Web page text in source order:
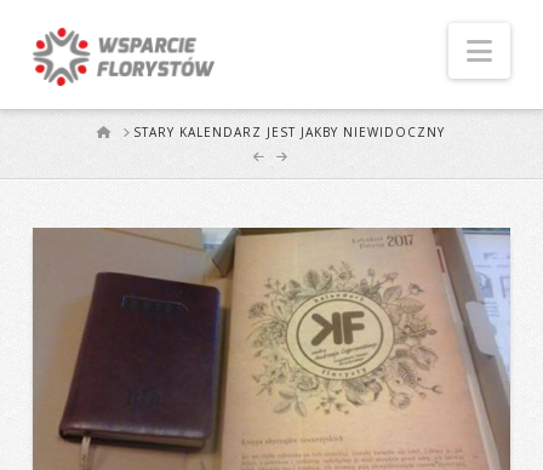
STARTSTARY KALENDARZ JEST JAKBY NIEWIDOCZNY